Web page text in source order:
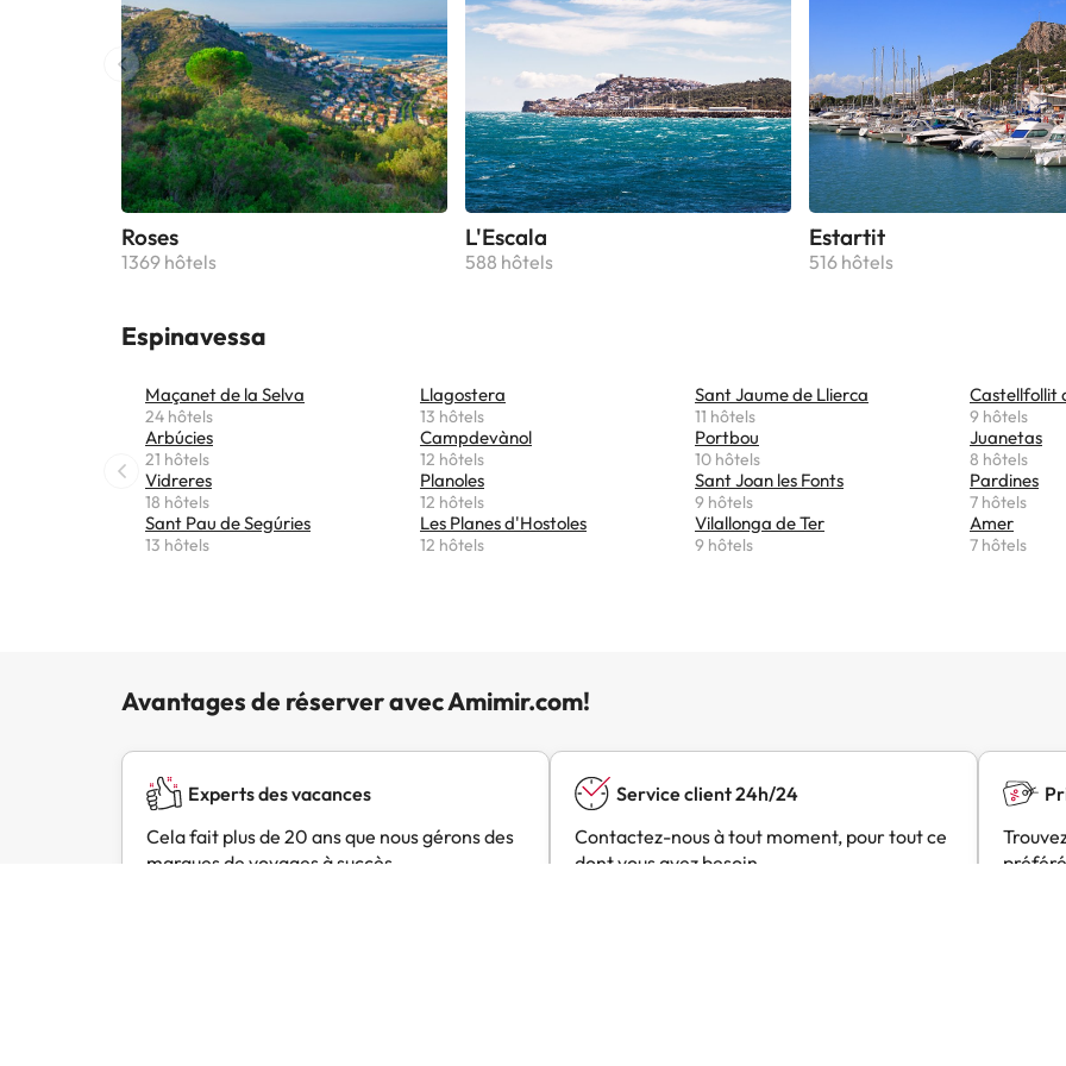
Roses
1369 hôtels
L'Escala
588 hôtels
Estartit
516 hôtels
Espinavessa
Maçanet de la Selva
24 hôtels
Arbúcies
21 hôtels
Vidreres
18 hôtels
Sant Pau de Segúries
13 hôtels
Llagostera
13 hôtels
Campdevànol
12 hôtels
Planoles
12 hôtels
Les Planes d'Hostoles
12 hôtels
Sant Jaume de Llierca
11 hôtels
Portbou
10 hôtels
Sant Joan les Fonts
9 hôtels
Vilallonga de Ter
9 hôtels
Castellfollit
9 hôtels
Juanetas
8 hôtels
Pardines
7 hôtels
Amer
7 hôtels
Avantages de réserver avec Amimir.com!
Experts des vacances
Cela fait plus de 20 ans que nous gérons des
marques de voyages à succès.
Service client 24h/24
Contactez-nous à tout moment, pour tout ce
dont vous avez besoin.